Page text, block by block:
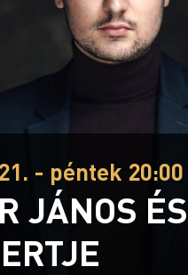
- péntek 20:00
JÁNOS